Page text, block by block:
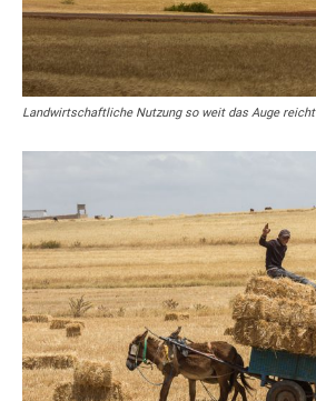
Landwirtschaftliche Nutzung so weit das Auge reicht